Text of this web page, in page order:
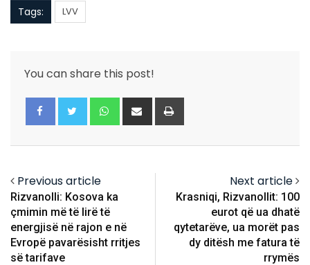
Tags: LVV
You can share this post!
Whatsapp
Share
Previous article
Rizvanolli: Kosova ka
çmimin më të lirë të
energjisë në rajon e në
Evropë pavarësisht rritjes
së tarifave
Next article
Krasniqi, Rizvanollit: 100
eurot që ua dhatë
qytetarëve, ua morët pas
dy ditësh me fatura të
rrymës